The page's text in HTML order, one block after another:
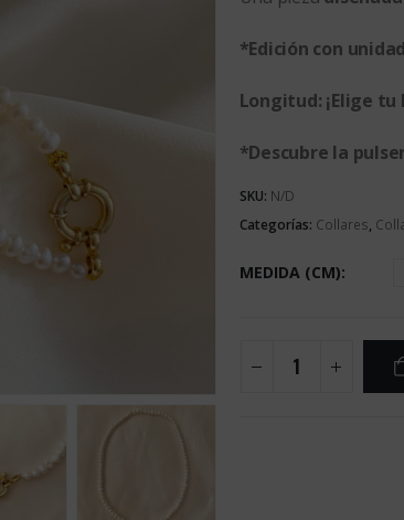
*Edición con
Longitud: ¡Elige tu
*Descubre la
SKU: N/D
Categorías: Collares,
MEDIDA (CM)